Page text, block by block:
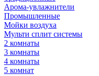
Арома-увлажнители
Промышленные
Мойки воздуха
Мульти сплит системы
2 комнаты
3 комнаты
4 комнаты
5 комнат